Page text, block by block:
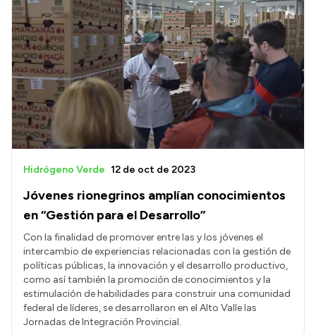
Jóvenes rionegrinos amplían conocimientos
en “Gestión para el Desarrollo”
Hidrógeno Verde 12 de oct de 2023
Con la finalidad de promover entre las y los jóvenes el
intercambio de experiencias relacionadas con la gestión de
políticas públicas, la innovación y el desarrollo productivo,
como así también la promoción de conocimientos y la
estimulación de habilidades para construir una comunidad
federal de líderes, se desarrollaron en el Alto Valle las
Jornadas de Integración Provincial.